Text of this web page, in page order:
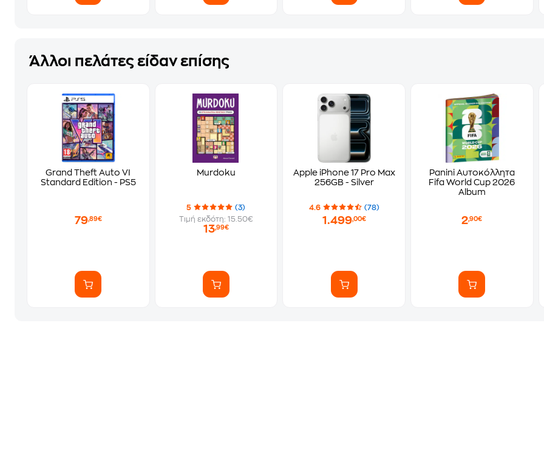
Άλλοι πελάτες είδαν επίσης
Grand Theft Auto VI
Standard Edition - PS5
79,89€
Murdoku
5
(3)
Τιμή εκδότη: 15.50€
13,99€
Apple iPhone 17 Pro Max
256GB - Silver
4.6 (78)
1.499,00€
Panini Αυτοκόλλητα
Fifa World Cup 2026
Album
2,90€